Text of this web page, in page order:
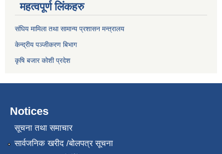
महत्वपूर्ण लिंकहरु
संघिय मामिला तथा सामान्य प्रशासन मन्त्रालय
केन्द्रीय पञ्जीकरण बिभाग
कृषि बजार कोशी प्रदेश
Notices
सूचना तथा समाचार
सार्वजनिक खरीद /बोलपत्र सूचना